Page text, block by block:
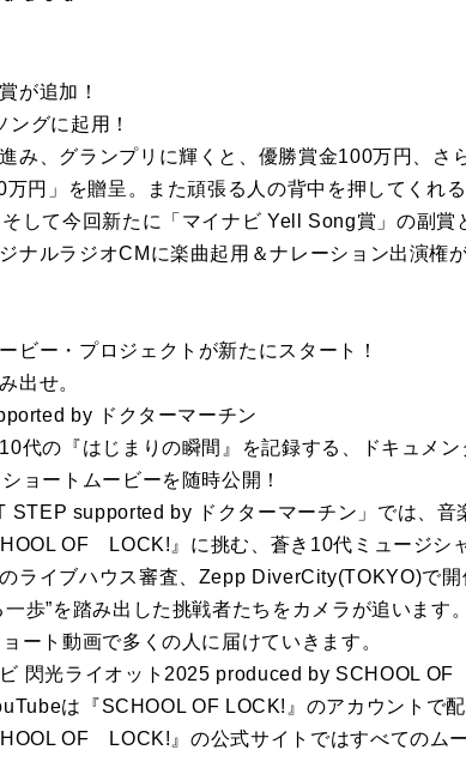
が追加！
グに起用！
み、グランプリに輝くと、優勝賞金100万円、さ
万円」を贈呈。また頑張る人の背中を押してくれ
して今回新たに「マイナビ Yell Song賞」の副
ナルラジオCMに楽曲起用＆ナレーション出演権
ビー・プロジェクトが新たにスタート！
出せ。
by ドクターマーチン
代の『はじまりの瞬間』を記録する、ドキュメ
ョートムービーを随時公開！
STEP supported by ドクターマーチン」では、音
OF LOCK!』に挑む、蒼き10代ミュージシ
ライブハウス審査、Zepp DiverCity(TOKYO)で開
一歩”を踏み出した挑戦者たちをカメラが追います
ート動画で多くの人に届けていきます。
閃光ライオット2025 produced by SCHOOL
は『SCHOOL OF LOCK!』のアカウントで
OF LOCK!』の公式サイトではすべてのム